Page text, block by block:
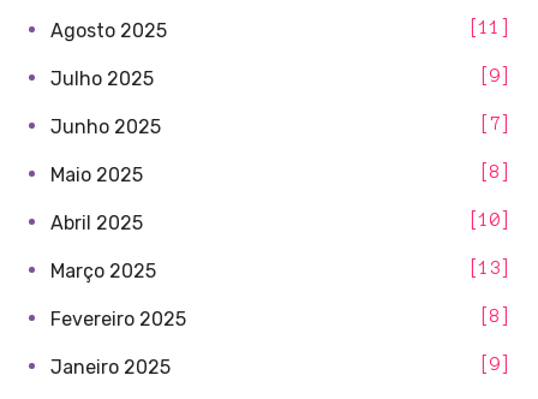
Agosto 2025 11
Julho 2025 9
Junho 2025 7
Maio 2025 8
Abril 2025 10
Março 2025 13
Fevereiro 2025 8
Janeiro 2025 9